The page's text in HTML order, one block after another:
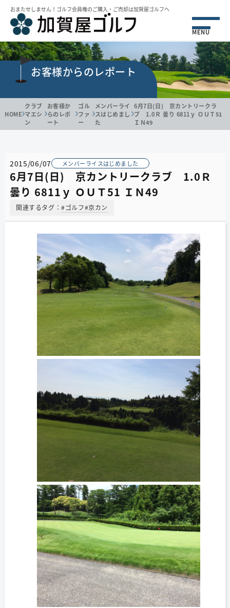
おまたせしません！ゴルフ会員権のご購⼊・ご売却は加賀屋ゴルフへ
MENU
お客様からのレポート
HOME
クラブ
マエシ
ン
お客様か
らのレポ
ート
ゴル
ファ
ー
メンバーライ
スはじめまし
た
6月7日(日) 京カントリークラ
ブ 1.0Ｒ 曇り 6811ｙ ＯＵＴ51
ＩＮ49
2015/06/07 メンバーライスはじめました
6月7日(日) 京カントリークラブ 1.0Ｒ
曇り 6811ｙ ＯＵＴ51 ＩＮ49
関連するタグ：#ゴルフ#京カン